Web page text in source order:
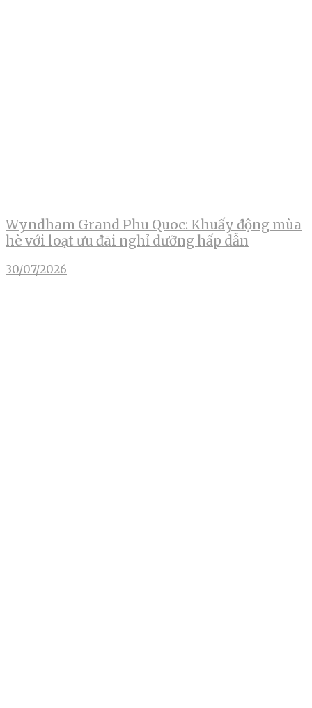
Wyndham Grand Phu Quoc: Khuấy động mùa
hè với loạt ưu đãi nghỉ dưỡng hấp dẫn
30/07/2026